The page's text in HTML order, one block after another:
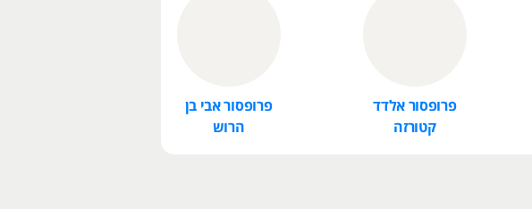
פרופסור אלדד
קטורזה
פרופסור אבי בן
הרוש